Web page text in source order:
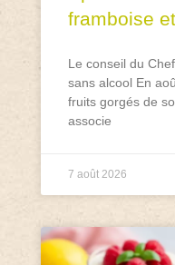
framboise
Le conseil du
sans alcool En
fruits gorgés de
associe
7 août 2026